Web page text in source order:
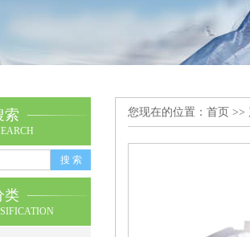
索
类
您现在的位置： 首页 >>